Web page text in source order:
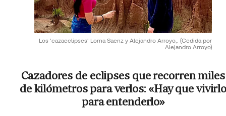
Los 'cazaeclipses' Lorna Saenz y Alejandro Arroyo,. (Cedida por
Alejandro Arroyo)
Cazadores de eclipses que recorren miles
de kilómetros para verlos: «Hay que
para entenderlo»